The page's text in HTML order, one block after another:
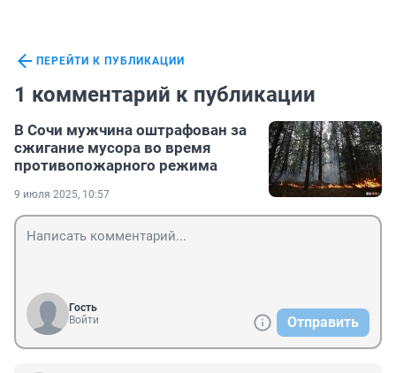
ПЕРЕЙТИ К ПУБЛИКАЦИИ
1 комментарий к публикации
В Сочи мужчина оштрафован за
сжигание мусора во время
противопожарного режима
9 июля 2025, 10:57
Гость
Войти
Отправить